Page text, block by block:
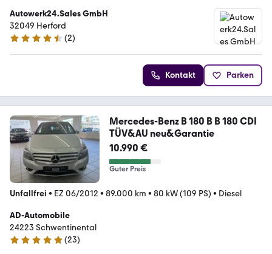
Autowerk24.Sales GmbH
32049 Herford
4.3 Sterne
(2)
Kontakt Parken
Mercedes-Benz B 180 B B 180 CDI
TÜV&AU neu&Garantie
10.990 €
Guter Preis
Unfallfrei • EZ 06/2012 • 89.000 km • 80 kW (109 PS) • Diesel
AD-Automobile
24223 Schwentinental
4.8 Sterne
(23)